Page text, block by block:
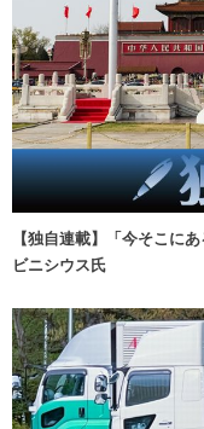
【独自連載】「今そこに
ビニシウス氏